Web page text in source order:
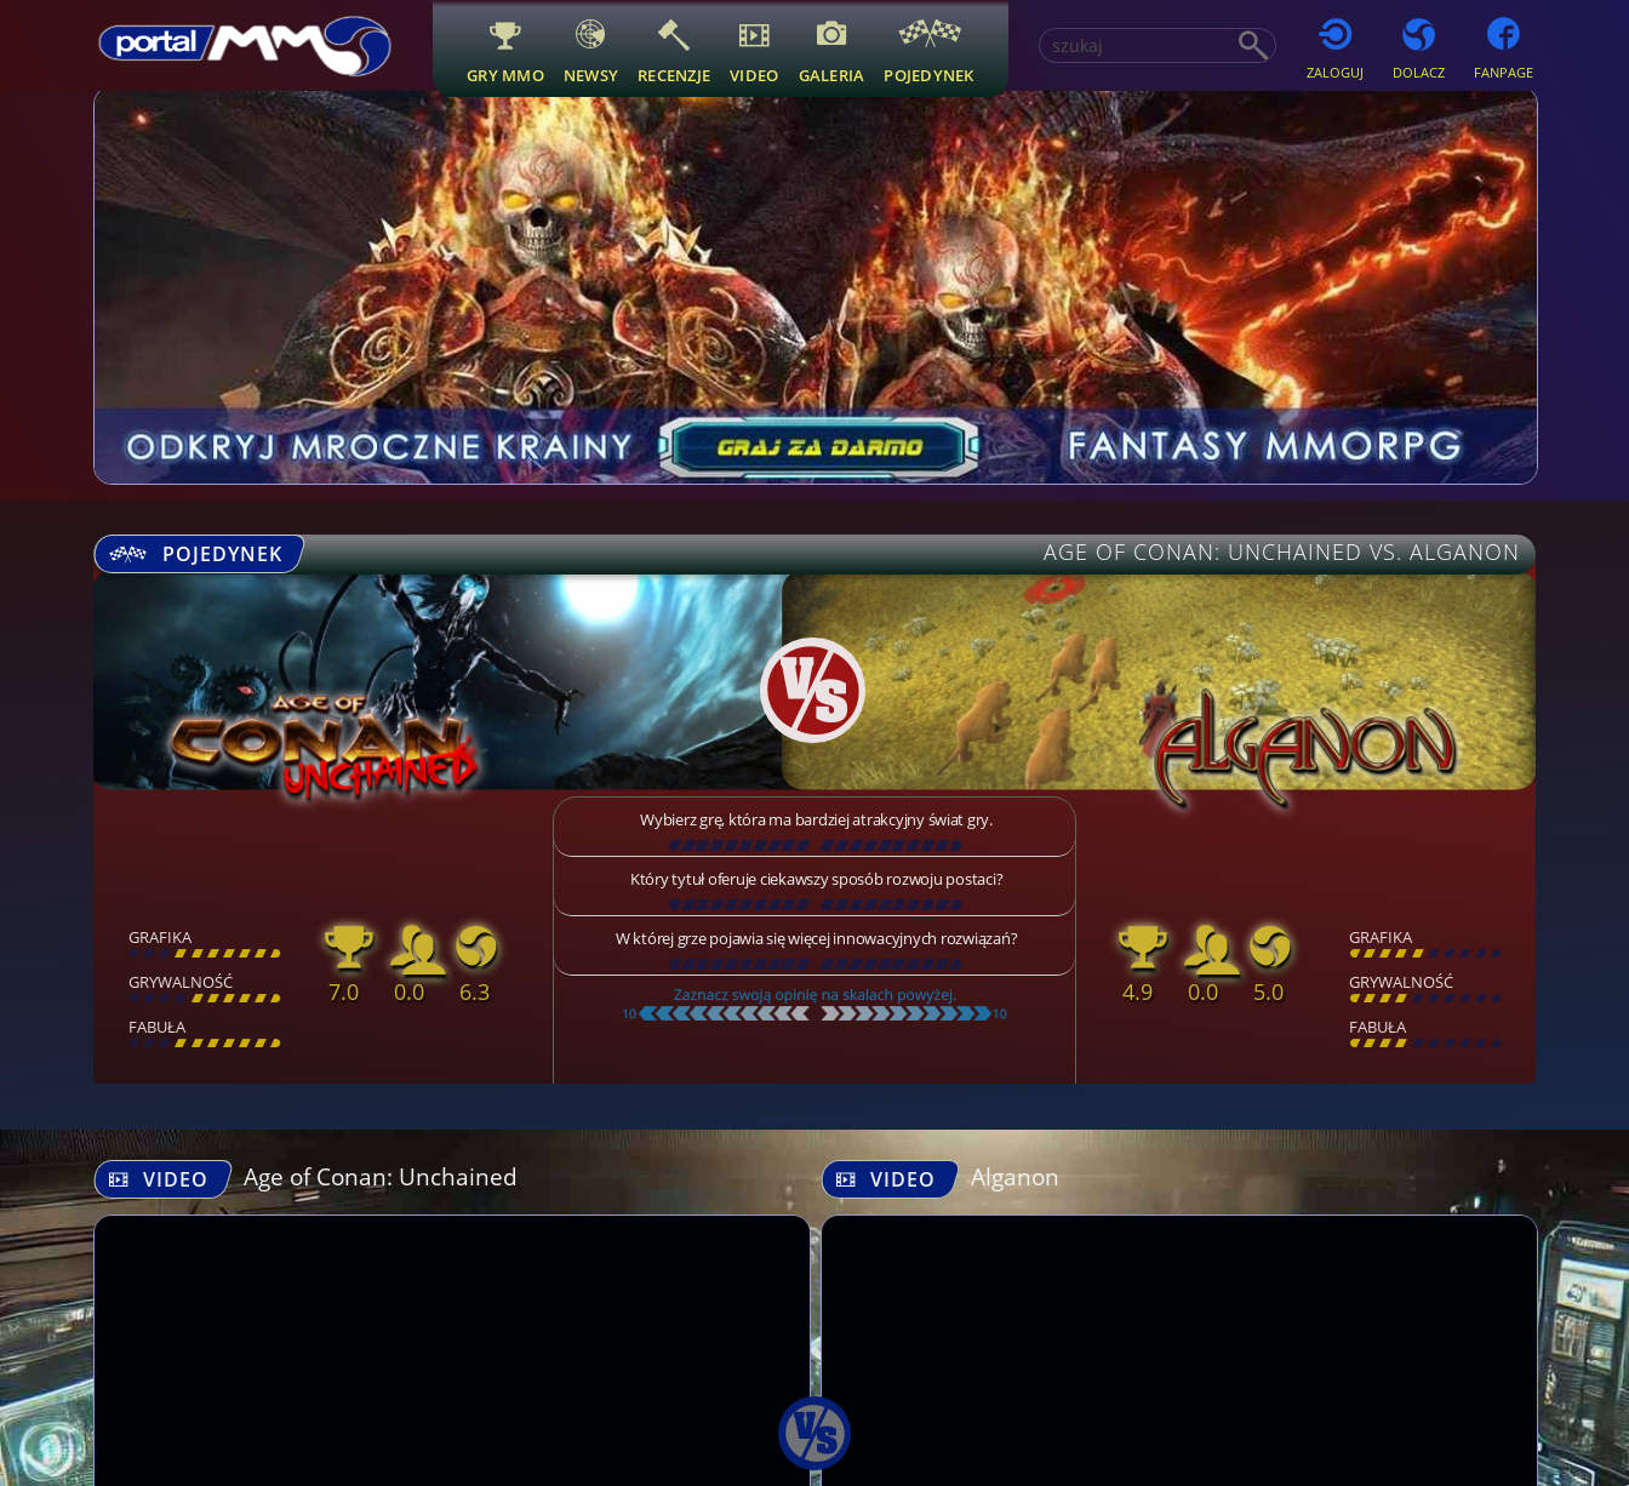
GRY MMO NEWSY RECENZJE VIDEO GALERIA POJEDYNEK ZALOGUJ DOLACZ FANPAGE
POJEDYNEK AGE OF CONAN: UNCHAINED VS. ALGANON
GRAFIKA
[ \ \ \ \ \ \ \ \ ]
GRYWALNOŚĆ
[ \ \ \ \ \ \ \ \ ]
FABUŁA
[ \ \ \ \ \ \ \ \ ]
7.0 0.0 6.3
Wybierz grę, która ma bardziej atrakcyjny świat gry.
[\\\\\\\\\ \\\\\\\\\]
Który tytuł oferuje ciekawszy sposób rozwoju postaci?
[\\\\\\\\\ \\\\\\\\\]
W której grze pojawia się więcej innowacyjnych rozwiązań?
[\\\\\\\\\ \\\\\\\\\]
GRAFIKA
[ \ \ \ \ \ \ \ \ ]
GRYWALNOŚĆ
[ \ \ \ \ \ \ \ \ ]
FABUŁA
[ \ \ \ \ \ \ \ \ ]
4.9 0.0 5.0
VIDEO Age of Conan: Unchained VIDEO Alganon